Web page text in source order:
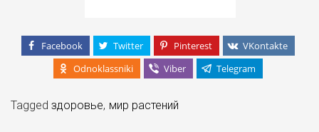
Facebook Twitter Pinterest
VKontakte
Odnoklassniki
Viber Telegram
Taggedздоровье, мир растений